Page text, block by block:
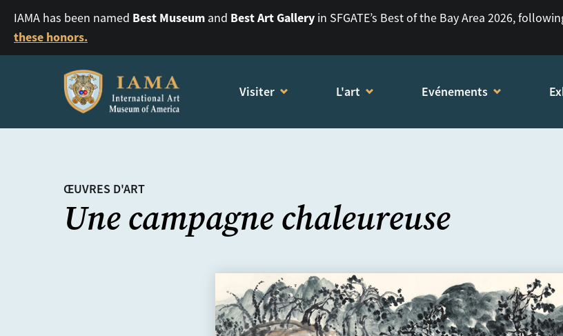
IAMA has been named Best Museum and Best Art Gallery in SFGATE’s Best of the Bay Area 2026,
these honors.
Visiter L'art Evénements
ŒUVRES D'ART
Une campagne chaleureuse